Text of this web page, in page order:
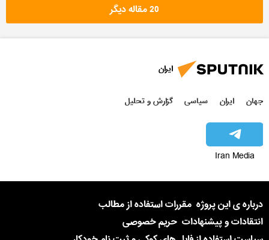
20 مقاله دیگر
ایران
جهان ایران سیاسی گزارش و تحلیل
Iran Media
درباره ی این پروژه مقررات استفاده از مطالب
انتقادات و پیشنهادات حریم خصوصی